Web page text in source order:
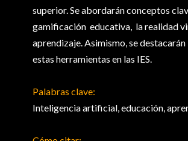
superior. Se abordarán conceptos
gamificación educativa, la realidad
aprendizaje. Asimismo, se
estas herramientas en las IES.
Palabras clave:
Inteligencia artificial, educación,